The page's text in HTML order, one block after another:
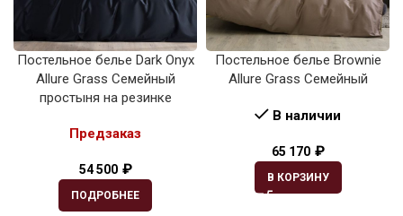
Постельное белье Dark Onyx
Allure Grass Семейный
простыня на резинке
Предзаказ
54 500 ₽
ПОДРОБНЕЕ
Постельное белье Brownie
Allure Grass Семейный
В наличии
65 170 ₽
В КОРЗИНУ